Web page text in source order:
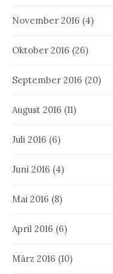
November 2016 (4)
Oktober 2016 (26)
September 2016 (20)
August 2016 (11)
Juli 2016 (6)
Juni 2016 (4)
Mai 2016 (8)
April 2016 (6)
März 2016 (10)